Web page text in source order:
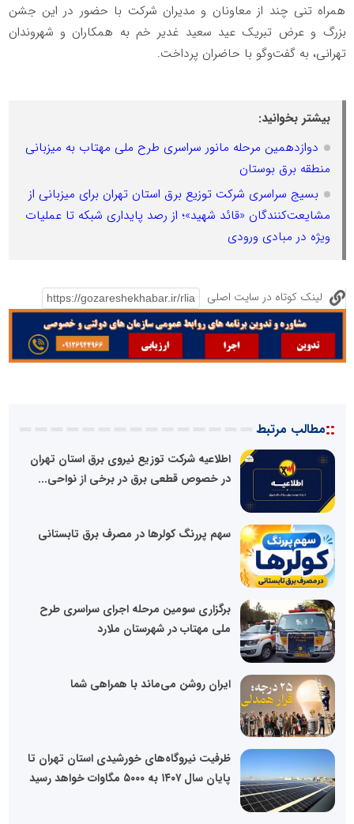
همراه تنی چند از معاونان و مدیران شرکت با حضور در این جشن
بزرگ و عرض تبریک عید سعید غدیر خم به همکاران و شهروندان
تهرانی، به گفت‌وگو با حاضران پرداخت.
بیشتر بخوانید:
دوازدهمین مرحله مانور سراسری طرح ملی مهتاب به میزبانی
منطقه برق بوستان
بسیج سراسری شرکت توزیع برق استان تهران برای میزبانی از
مشایعت‌کنندگان «قائد شهید»؛ از رصد پایداری شبکه تا عملیات
ویژه در مبادی ورودی
لینک کوتاه در سایت اصلی
::مطالب مرتبط
اطلاعیه شرکت توزیع نیروی برق استان تهران
در خصوص قطعی برق در برخی از نواحی...
سهم پررنگ کولرها در مصرف برق تابستانی
برگزاری سومین مرحله اجرای سراسری طرح
ملی مهتاب در شهرستان ملارد
ایران روشن می‌ماند با همراهی شما
ظرفیت نیروگاه‌های خورشیدی استان تهران تا
پایان سال ۱۴۰۷ به ۵۰۰۰ مگاوات خواهد رسید